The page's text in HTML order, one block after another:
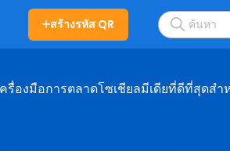
สร้างรหัส QR
ครื่องมือการตลาดโซเชียลมีเดียที่ดีที่สุดสำ